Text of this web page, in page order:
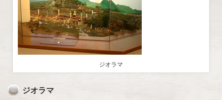
ジオラマ
ジオラマ